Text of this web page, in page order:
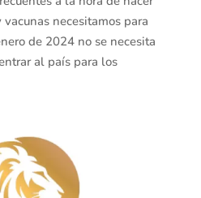
necesitamos para
de 2024 no se necesita
al país para los